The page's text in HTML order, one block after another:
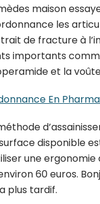
maison
les
de fracture à
importants
et la
En
disponible
une
60 euros.
plus tardif.